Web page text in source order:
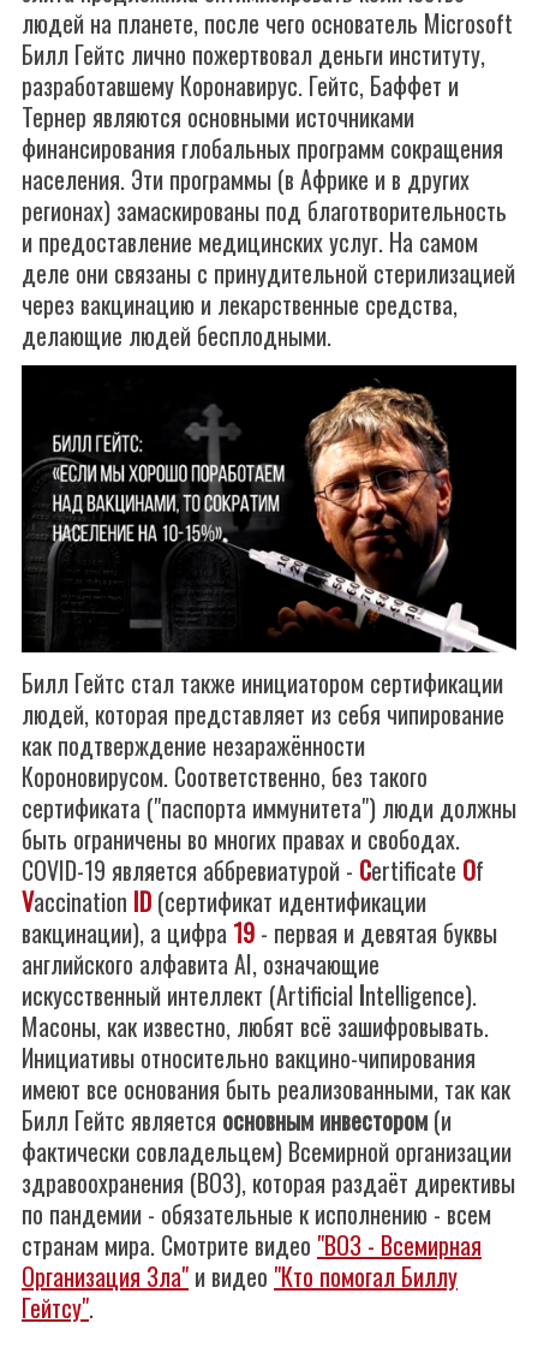
людей на планете, после чего основатель Microsoft
Билл Гейтс лично пожертвовал деньги институту,
разработавшему Коронавирус. Гейтс, Баффет и
Тернер являются основными источниками
финансирования глобальных программ сокращения
населения. Эти программы (в Африке и в других
регионах) замаскированы под благотворительность
и предоставление медицинских услуг. На самом
деле они связаны с принудительной стерилизацией
через вакцинацию и лекарственные средства,
делающие людей бесплодными.
Билл Гейтс стал также инициатором сертификации
людей, которая представляет из себя чипирование
как подтверждение незаражённости
Короновирусом. Соответственно, без такого
сертификата ("паспорта иммунитета") люди должны
быть ограничены во многих правах и свободах.
COVID-19 является аббревиатурой - Certificate Of
Vaccination ID (сертификат идентификации
вакцинации), а цифра 19 - первая и девятая буквы
английского алфавита AI, означающие
искусственный интеллект (Artificial Intelligence).
Масоны, как известно, любят всё зашифровывать.
Инициативы относительно вакцино-чипирования
имеют все основания быть реализованными, так как
Билл Гейтс является основным инвестором (и
фактически совладельцем) Всемирной организации
здравоохранения (ВОЗ), которая раздаёт директивы
по пандемии - обязательные к исполнению - всем
странам мира. Смотрите видео "ВОЗ - Всемирная
Организация Зла" и видео "Кто помогал Биллу
Гейтсу".